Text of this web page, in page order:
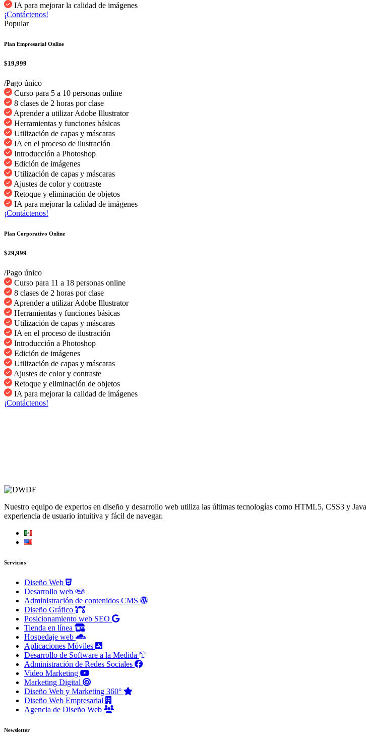
IA para mejorar la calidad de imágenes
¡Contáctenos!
Popular
Plan Empresarial Online
$19,999
/Pago único
Curso para 5 a 10 personas online
8 clases de 2 horas por clase
Aprender a utilizar Adobe Illustrator
Herramientas y funciones básicas
Utilización de capas y máscaras
IA en el proceso de ilustración
Introducción a Photoshop
Edición de imágenes
Utilización de capas y máscaras
Ajustes de color y contraste
Retoque y eliminación de objetos
IA para mejorar la calidad de imágenes
¡Contáctenos!
Plan Corporativo Online
$29,999
/Pago único
Curso para 11 a 18 personas online
8 clases de 2 horas por clase
Aprender a utilizar Adobe Illustrator
Herramientas y funciones básicas
Utilización de capas y máscaras
IA en el proceso de ilustración
Introducción a Photoshop
Edición de imágenes
Utilización de capas y máscaras
Ajustes de color y contraste
Retoque y eliminación de objetos
IA para mejorar la calidad de imágenes
¡Contáctenos!
Nuestro equipo de expertos en diseño y desarrollo web utiliza las últimas tecnologías como HTML5, CSS3 y
experiencia de usuario intuitiva y fácil de navegar.
Servicios
Diseño Web
Desarrollo web
Administración de contenidos CMS
Diseño Gráfico
Posicionamiento web SEO
Tienda en línea
Hospedaje web
Aplicaciones Móviles
Desarrollo de Software a la Medida
Administración de Redes Sociales
Video Marketing
Marketing Digital
Diseño Web y Marketing 360°
Diseño Web Empresarial
Agencia de Diseño Web
Newsletter